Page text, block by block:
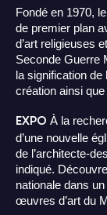
Fondé en 1970,
de premier plan
d’art religieuses
Seconde Guerre
la signification de
création ainsi
EXPO À la
d’une nouvelle
de l’architecte-
indiqué.
nationale dans
œuvres d’art du